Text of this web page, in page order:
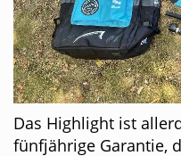
Das Highlight ist
fünfjährige Garantie,